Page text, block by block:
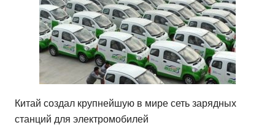
Китай создал крупнейшую в мире сеть зарядных
станций для электромобилей